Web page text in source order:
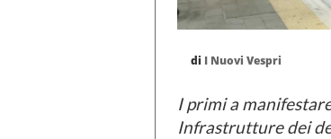
di I Nuovi Vespri
I primi a
Infrastrutture dei